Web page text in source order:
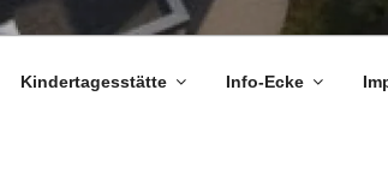
Kindertagesstätte Info-Ecke